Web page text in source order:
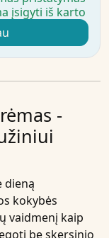
įsigyti iš karto
-
dieną
kokybės
vaidmenį kaip
be skersinio